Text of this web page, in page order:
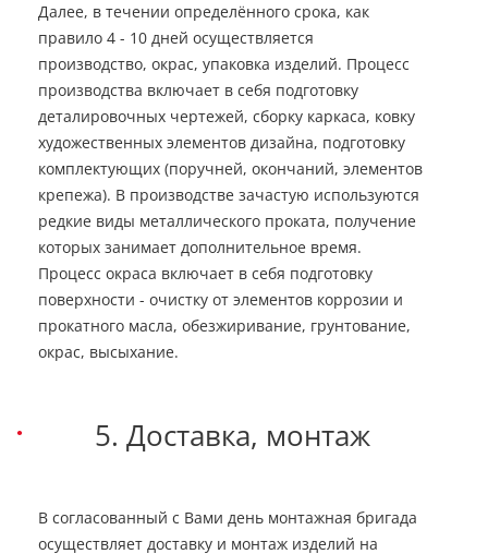
Далее, в течении определённого срока, как
правило 4 - 10 дней осуществляется
производство, окрас, упаковка изделий. Процесс
производства включает в себя подготовку
деталировочных чертежей, сборку каркаса, ковку
художественных элементов дизайна, подготовку
комплектующих (поручней, окончаний, элементов
крепежа). В производстве зачастую используются
редкие виды металлического проката, получение
которых занимает дополнительное время.
Процесс окраса включает в себя подготовку
поверхности - очистку от элементов коррозии и
прокатного масла, обезжиривание, грунтование,
окрас, высыхание.
5. Доставка, монтаж
В согласованный с Вами день монтажная бригада
осуществляет доставку и монтаж изделий на